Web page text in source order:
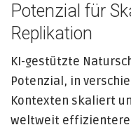
Potenzial für
Replikation
KI-gestützte
Potenzial, in
Kontexten skaliert
weltweit